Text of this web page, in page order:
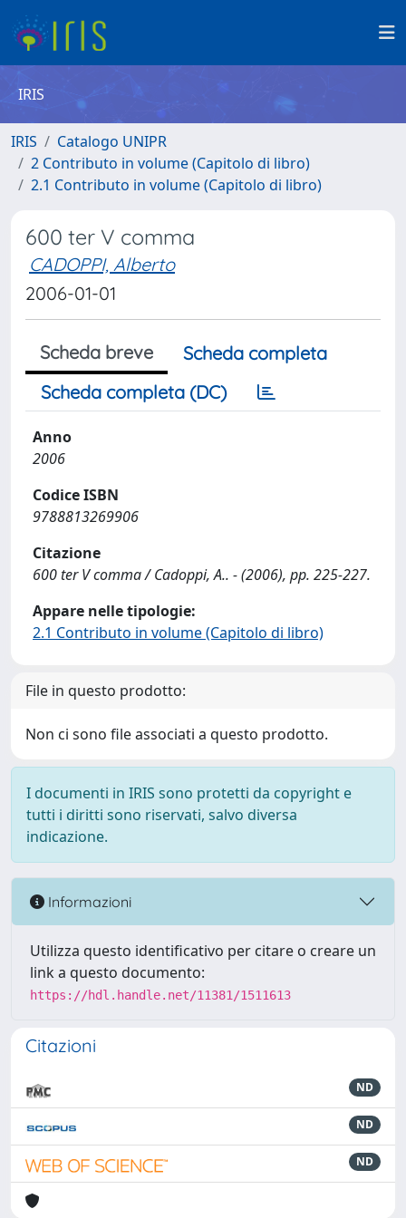
IRIS
IRIS
Catalogo UNIPR
2 Contributo in volume (Capitolo di libro)
2.1 Contributo in volume (Capitolo di libro)
600 ter V comma
CADOPPI, Alberto
2006-01-01
Scheda breve
Scheda completa
Scheda completa (DC)
Anno
2006
Codice ISBN
9788813269906
Citazione
600 ter V comma / Cadoppi, A.. - (2006), pp. 225-227.
Appare nelle tipologie:
2.1 Contributo in volume (Capitolo di libro)
File in questo prodotto:
Non ci sono file associati a questo prodotto.
I documenti in IRIS sono protetti da copyright e
tutti i diritti sono riservati, salvo diversa
indicazione.
Informazioni
Utilizza questo identificativo per citare o creare un
link a questo documento:
https://hdl.handle.net/11381/1511613
Citazioni
ND
ND
ND